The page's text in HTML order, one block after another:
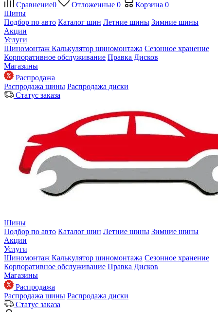
Сравнение0 Отложенные 0 Корзина 0
Шины
Подбор по авто Каталог шин Летние шины Зимние шины
Акции
Услуги
Шиномонтаж Калькулятор шиномонтажа Сезонное хранение
Корпоративное обслуживание Правка Дисков
Магазины
Распродажа
Распродажа шины Распродажа диски
Статус заказа
Шины
Подбор по авто Каталог шин Летние шины Зимние шины
Акции
Услуги
Шиномонтаж Калькулятор шиномонтажа Сезонное хранение
Корпоративное обслуживание Правка Дисков
Магазины
Распродажа
Распродажа шины Распродажа диски
Статус заказа